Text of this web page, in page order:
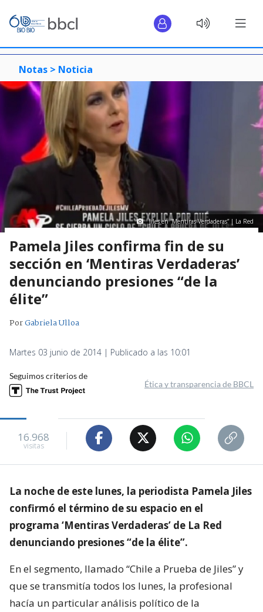
Notas > Noticia
Jiles en “Mentiras Verdaderas” | La Red
Pamela Jiles confirma fin de su
sección en ‘Mentiras Verdaderas’
denunciando presiones “de la
élite”
PorGabriela Ulloa
Martes 03 junio de 2014 | Publicado a las 10:01
Seguimos criterios de
Ética y transparencia de BBCL
16.968
visitas
La noche de este lunes, la periodista Pamela Jiles
confirmó el término de su espacio en el
programa ‘Mentiras Verdaderas’ de La Red
denunciando presiones “de la élite”.
En el segmento, llamado “Chile a Prueba de Jiles” y
que se transmitía todos los lunes, la profesional
hacía un particular análisis político de la